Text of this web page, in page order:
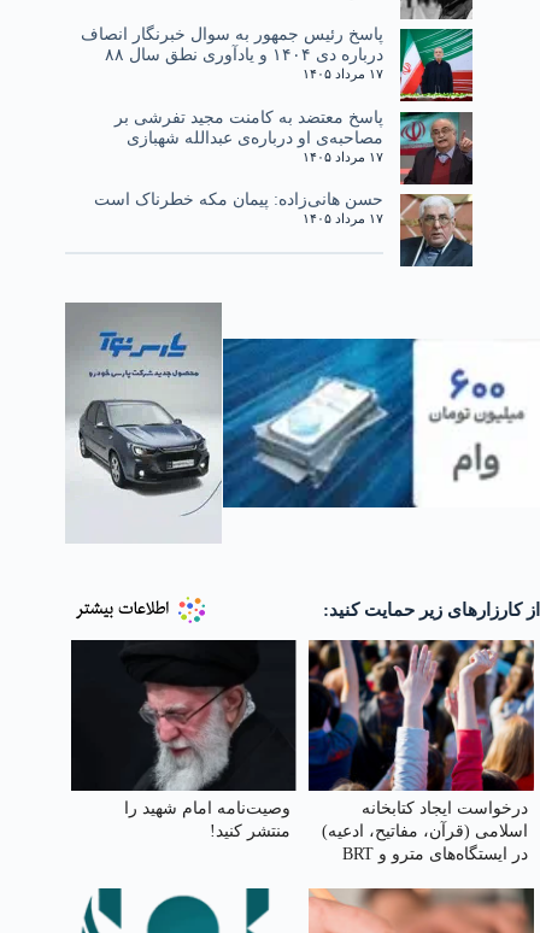
پاسخ رئیس جمهور به سوال خبرنگار انصاف
درباره دی ۱۴۰۴ و یادآوری نطق سال ۸۸
۱۷ مرداد ۱۴۰۵
پاسخ معتضد به کامنت مجید تفرشی بر
مصاحبه‌ی او درباره‌ی عبدالله شهبازی
۱۷ مرداد ۱۴۰۵
حسن هانی‌زاده: پیمان مکه خطرناک است
۱۷ مرداد ۱۴۰۵
از کارزارهای زیر حمایت کنید:
درخواست ایجاد کتابخانه
اسلامی (قرآن، مفاتیح، ادعیه)
در ایستگاه‌های مترو و BRT
وصیت‌نامه امام شهید را
منتشر کنید!